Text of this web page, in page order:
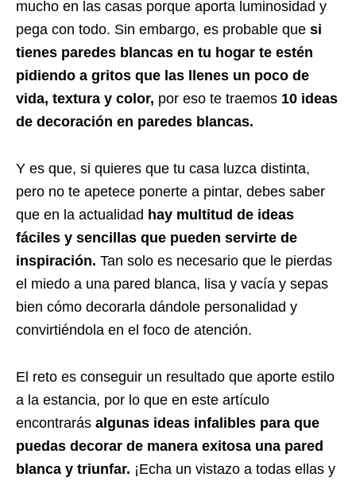
mucho en las casas porque aporta luminosidad y
pega con todo. Sin embargo, es probable que si
tienes paredes blancas en tu hogar te estén
pidiendo a gritos que las llenes un poco de
vida, textura y color, por eso te traemos 10 ideas
de decoración en paredes blancas.
Y es que, si quieres que tu casa luzca distinta,
pero no te apetece ponerte a pintar, debes saber
que en la actualidad hay multitud de ideas
fáciles y sencillas que pueden servirte de
inspiración. Tan solo es necesario que le pierdas
el miedo a una pared blanca, lisa y vacía y sepas
bien cómo decorarla dándole personalidad y
convirtiéndola en el foco de atención.
El reto es conseguir un resultado que aporte estilo
a la estancia, por lo que en este artículo
encontrarás algunas ideas infalibles para que
puedas decorar de manera exitosa una pared
blanca y triunfar. ¡Echa un vistazo a todas ellas y